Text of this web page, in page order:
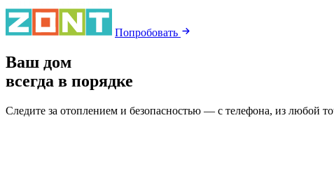
Попробовать
Ваш дом
всегда в порядке
Следите за отоплением и безопасностью — с телефона, из любой